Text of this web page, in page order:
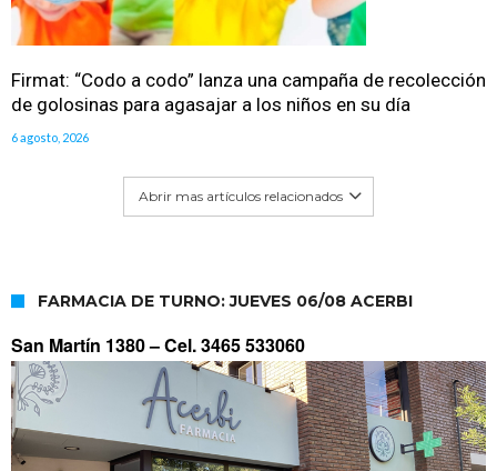
Firmat: “Codo a codo” lanza una campaña de recolección
de golosinas para agasajar a los niños en su día
6 agosto, 2026
Abrir mas artículos relacionados
FARMACIA DE TURNO: JUEVES 06/08 ACERBI
San Martín 1380 –Cel. 3465 533060